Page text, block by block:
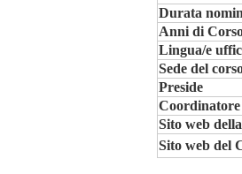
Durata
Anni di
Lingua/e
Sede del
Preside
Sito web
Sito web del